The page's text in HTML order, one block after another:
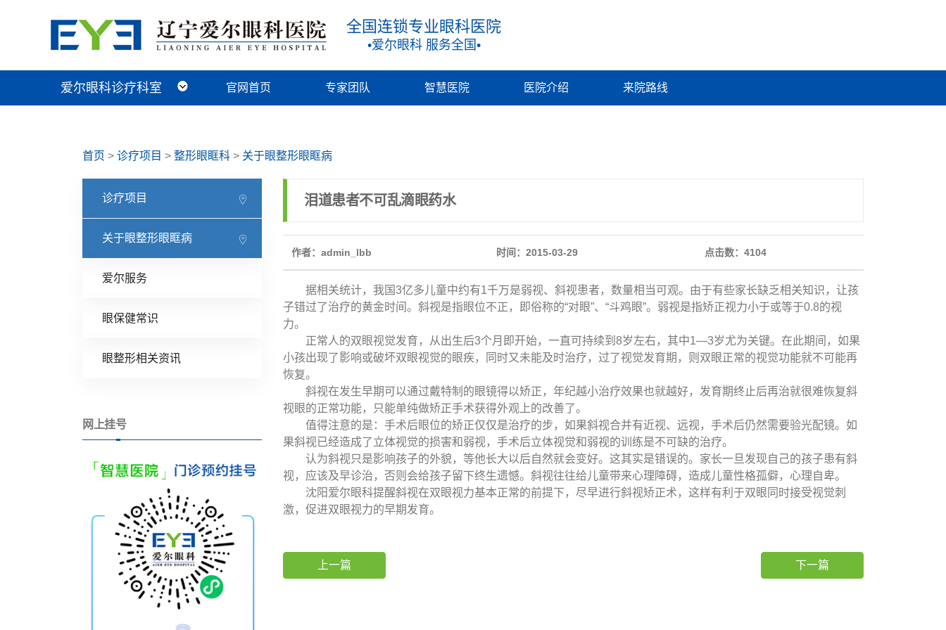
全国连锁专业眼科医院
•爱尔眼科 服务全国•
爱尔眼科诊疗科室
近视手术科
视光及小儿眼病科
白内障科
青光眼科
角膜眼表科
整形眼眶科
眼底病科
中医眼科 官网首页 专家团队 智慧医院 医院介绍 来院路线
首页 > 诊疗项目 > 整形眼眶科 > 关于眼整形眼眶病
诊疗项目
关于眼整形眼眶病
爱尔服务
眼保健常识
眼整形相关资讯
网上挂号
泪道患者不可乱滴眼药水
作者：admin_lbb 时间：2015-03-29 点击数： 4104
据相关统计，我国3亿多儿童中约有1千万是弱视、斜视患者，数量相当可观。由于有些家长缺乏相关知识，让孩
子错过了治疗的黄金时间。斜视是指眼位不正，即俗称的“对眼”、“斗鸡眼”。弱视是指矫正视力小于或等于0.8的视
力。
正常人的双眼视觉发育，从出生后3个月即开始，一直可持续到8岁左右，其中1—3岁尤为关键。在此期间，如果
小孩出现了影响或破坏双眼视觉的眼疾，同时又未能及时治疗，过了视觉发育期，则双眼正常的视觉功能就不可能再
恢复。
斜视在发生早期可以通过戴特制的眼镜得以矫正，年纪越小治疗效果也就越好，发育期终止后再治就很难恢复斜
视眼的正常功能，只能单纯做矫正手术获得外观上的改善了。
值得注意的是：手术后眼位的矫正仅仅是治疗的步，如果斜视合并有近视、远视，手术后仍然需要验光配镜。如
果斜视已经造成了立体视觉的损害和弱视，手术后立体视觉和弱视的训练是不可缺的治疗。
认为斜视只是影响孩子的外貌，等他长大以后自然就会变好。这其实是错误的。家长一旦发现自己的孩子患有斜
视，应该及早诊治，否则会给孩子留下终生遗憾。斜视往往给儿童带来心理障碍，造成儿童性格孤僻，心理自卑。
沈阳爱尔眼科提醒斜视在双眼视力基本正常的前提下，尽早进行斜视矫正术，这样有利于双眼同时接受视觉刺
激，促进双眼视力的早期发育。
上一篇 下一篇